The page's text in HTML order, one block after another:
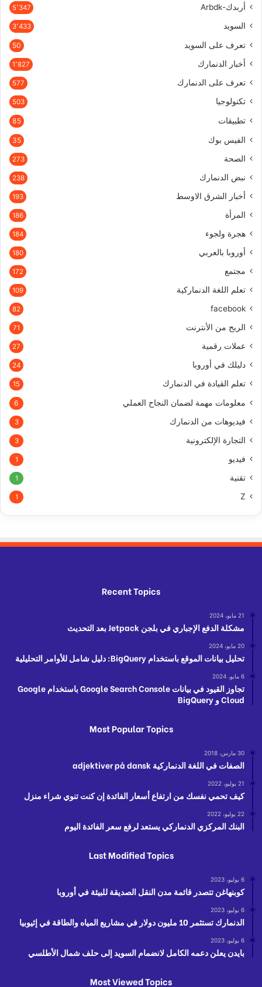
أربدك-Arbdk 5٬347
السويد 3٬433
تعرف على السويد 50
أخبار الدنمارك 1٬827
تعرف على الدنمارك 577
تكنولوجيا 503
تطبيقات 85
الفيس بوك 35
الصحة 273
نبض الدنمارك 238
أخبار الشرق الاوسط 193
المرأة 186
هجرة ولجوء 184
أوروبا بالعربي 180
مجتمع 172
تعلم اللغة الدنماركية 109
facebook
82
الربح من الأنترنت 71
عملات رقمية 27
دليلك في أوروبا 24
تعلم القيادة في الدنمارك 15
معلومات مهمة لضمان النجاح العملي 6
فيديوهات من الدنمارك 3
التجارة الإلكترونية 3
فيديو 1
تقنية 1
Z
1
Recent Topics
21 مايو، 2024
مشكلة الدفع الإجباري في بلجن Jetpack بعد التحديث
20 مايو، 2024
تحليل بيانات الموقع باستخدام BigQuery: دليل شامل للأوامر التحليلية
6 مايو، 2024
تجاوز القيود في بيانات Google Search Console باستخدام Google
Cloud و BigQuery
Most Popular Topics
30 مارس، 2018
الصفات في اللغة الدنماركية adjektiver på dansk
21 يوليو، 2022
كيف تحمي نفسك من ارتفاع أسعار الفائدة إن كنت تنوي شراء منزل
22 يوليو، 2022
البنك المركزي الدنماركي يستعد لرفع سعر الفائدة اليوم
Last Modified Topics
6 يوليو، 2023
كوبنهاغن تتصدر قائمة مدن النقل الصديقة للبيئة في أوروبا
6 يوليو، 2023
الدنمارك تستثمر 10 مليون دولار في مشاريع المياه والطاقة في إثيوبيا
6 يوليو، 2023
بايدن يعلن دعمه الكامل لانضمام السويد إلى حلف شمال الأطلسي
Most Viewed Topics